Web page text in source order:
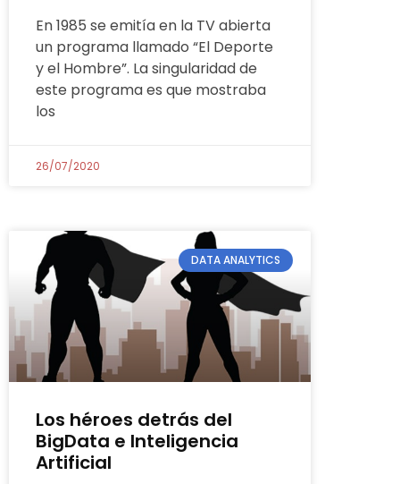
En 1985 se emitía en la TV abierta
un programa llamado “El Deporte
y el Hombre”. La singularidad de
este programa es que mostraba
los
26/07/2020
DATA ANALYTICS
Los héroes detrás del
BigData e Inteligencia
Artificial